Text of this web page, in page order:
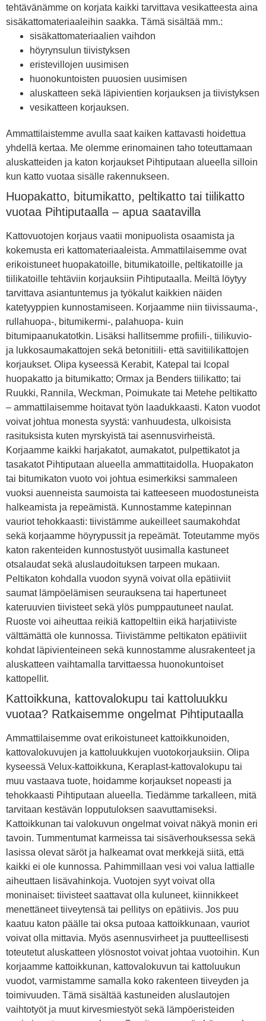
tehtävänämme on korjata kaikki tarvittava vesikatteesta aina
sisäkattomateriaaleihin saakka. Tämä sisältää mm.:
sisäkattomateriaalien vaihdon
höyrynsulun tiivistyksen
eristevillojen uusimisen
huonokuntoisten puuosien uusimisen
aluskatteen sekä läpivientien korjauksen ja tiivistyksen
vesikatteen korjauksen.
Ammattilaistemme avulla saat kaiken kattavasti hoidettua
yhdellä kertaa. Me olemme erinomainen taho toteuttamaan
aluskatteiden ja katon korjaukset Pihtiputaan alueella silloin
kun katto vuotaa sisälle rakennukseen.
Huopakatto, bitumikatto, peltikatto tai tiilikatto
vuotaa Pihtiputaalla – apua saatavilla
Kattovuotojen korjaus vaatii monipuolista osaamista ja
kokemusta eri kattomateriaaleista. Ammattilaisemme ovat
erikoistuneet huopakatoille, bitumikatoille, peltikatoille ja
tiilikatoille tehtäviin korjauksiin Pihtiputaalla. Meiltä löytyy
tarvittava asiantuntemus ja työkalut kaikkien näiden
katetyyppien kunnostamiseen. Korjaamme niin tiivissauma-,
rullahuopa-, bitumikermi-, palahuopa- kuin
bitumipaanukatotkin. Lisäksi hallitsemme profiili-, tiilikuvio-
ja lukkosaumakattojen sekä betonitiili- että savitiilikattojen
korjaukset. Olipa kyseessä Kerabit, Katepal tai Icopal
huopakatto ja bitumikatto; Ormax ja Benders tiilikatto; tai
Ruukki, Rannila, Weckman, Poimukate tai Metehe peltikatto
– ammattilaisemme hoitavat työn laadukkaasti. Katon vuodot
voivat johtua monesta syystä: vanhuudesta, ulkoisista
rasituksista kuten myrskyistä tai asennusvirheistä.
Korjaamme kaikki harjakatot, aumakatot, pulpettikatot ja
tasakatot Pihtiputaan alueella ammattitaidolla. Huopakaton
tai bitumikaton vuoto voi johtua esimerkiksi sammaleen
vuoksi auenneista saumoista tai katteeseen muodostuneista
halkeamista ja repeämistä. Kunnostamme katepinnan
vauriot tehokkaasti: tiivistämme aukeilleet saumakohdat
sekä korjaamme höyrypussit ja repeämät. Toteutamme myös
katon rakenteiden kunnostustyöt uusimalla kastuneet
otsalaudat sekä aluslaudoituksen tarpeen mukaan.
Peltikaton kohdalla vuodon syynä voivat olla epätiiviit
saumat lämpöelämisen seurauksena tai hapertuneet
kateruuvien tiivisteet sekä ylös pumppautuneet naulat.
Ruoste voi aiheuttaa reikiä kattopeltiin eikä harjatiiviste
välttämättä ole kunnossa. Tiivistämme peltikaton epätiiviit
kohdat läpivienteineen sekä kunnostamme alusrakenteet ja
aluskatteen vaihtamalla tarvittaessa huonokuntoiset
kattopellit.
Kattoikkuna, kattovalokupu tai kattoluukku
vuotaa? Ratkaisemme ongelmat Pihtiputaalla
Ammattilaisemme ovat erikoistuneet kattoikkunoiden,
kattovalokuvujen ja kattoluukkujen vuotokorjauksiin. Olipa
kyseessä Velux-kattoikkuna, Keraplast-kattovalokupu tai
muu vastaava tuote, hoidamme korjaukset nopeasti ja
tehokkaasti Pihtiputaan alueella. Tiedämme tarkalleen, mitä
tarvitaan kestävän lopputuloksen saavuttamiseksi.
Kattoikkunan tai valokuvun ongelmat voivat näkyä monin eri
tavoin. Tummentumat karmeissa tai sisäverhouksessa sekä
lasissa olevat säröt ja halkeamat ovat merkkejä siitä, että
kaikki ei ole kunnossa. Pahimmillaan vesi voi valua lattialle
aiheuttaen lisävahinkoja. Vuotojen syyt voivat olla
moninaiset: tiivisteet saattavat olla kuluneet, kiinnikkeet
menettäneet tiiveytensä tai pellitys on epätiivis. Jos puu
kaatuu katon päälle tai oksa putoaa kattoikkunaan, vauriot
voivat olla mittavia. Myös asennusvirheet ja puutteellisesti
toteutetut aluskatteen ylösnostot voivat johtaa vuotoihin. Kun
korjaamme kattoikkunan, kattovalokuvun tai kattoluukun
vuodot, varmistamme samalla koko rakenteen tiiveyden ja
toimivuuden. Tämä sisältää kastuneiden aluslautojen
vaihtotyöt ja muut kirvesmiestyöt sekä lämpöeristeiden